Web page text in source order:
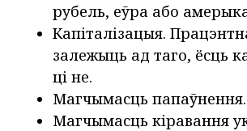
рубель, еўра або
Капіталізацыя.
залежыць ад таго, ёсць
ці не.
Магчымасць папаўнення.
Магчымасць кіравання